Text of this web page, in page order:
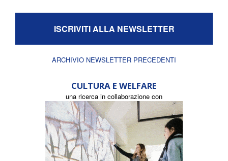
ISCRIVITI ALLA NEWSLETTER
ARCHIVIO NEWSLETTER PRECEDENTI
CULTURA E WELFARE
una ricerca in collaborazione con